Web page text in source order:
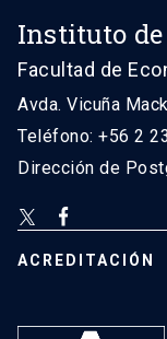
Instituto
Facultad de
Avda. Vicuña
Teléfono: +56 2
Dirección de
ACREDITACIÓN